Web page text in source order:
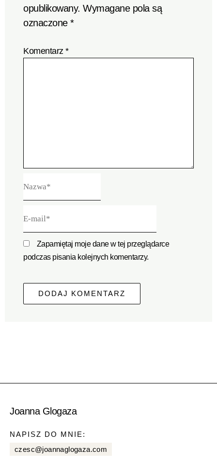
opublikowany. Wymagane pola są
oznaczone*
Komentarz*
mail*
Zapamiętaj moje dane w tej przeglądarce
podczas pisania kolejnych komentarzy.
Joanna Glogaza
NAPISZ DO MNIE:
czesc@joannaglogaza.com